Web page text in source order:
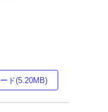
ド(5.20MB)